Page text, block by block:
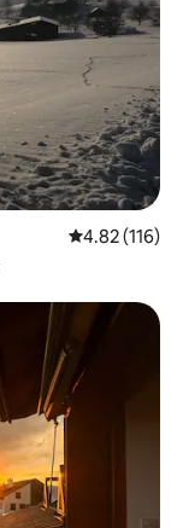
Calificación
4.82 (116)